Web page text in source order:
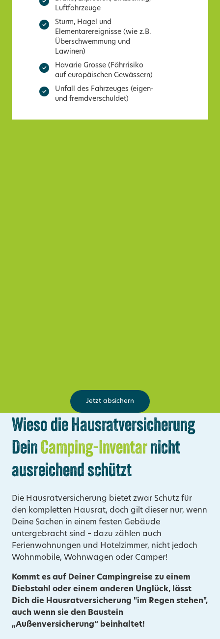
Luftfahrzeuge
Sturm, Hagel und
Elementarereignisse (wie z.B.
Überschwemmung und
Lawinen)
Havarie Grosse (Fährrisiko
auf europäischen Gewässern)
Unfall des Fahrzeuges (eigen-
und fremdverschuldet)
Jetzt absichern
Wieso die Hausratversicherung
DeinCamping-Inventarnicht
ausreichend schützt
Die Hausratversicherung bietet zwar Schutz für
den kompletten Hausrat, doch gilt dieser nur, wenn
Deine Sachen in einem festen Gebäude
untergebracht sind – dazu zählen auch
Ferienwohnungen und Hotelzimmer, nicht jedoch
Wohnmobile, Wohnwagen oder Camper!
Kommt es auf Deiner Campingreise zu einem
Diebstahl oder einem anderen Unglück, lässt
Dich die Hausratversicherung "im Regen stehen",
auch wenn sie den Baustein
„Außenversicherung“ beinhaltet!